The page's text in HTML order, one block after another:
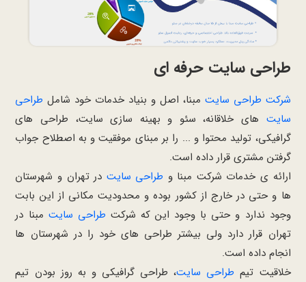
طراحی سایت حرفه ای
شرکت طراحی سایت مبنا، اصل و بنیاد خدمات خود شامل طراحی
سایت های خلاقانه، سئو و بهینه سازی سایت، طراحی های
گرافیکی، تولید محتوا و ... را بر مبنای موفقیت و به اصطلاح جواب
گرفتن مشتری قرار داده است.
ارائه ی خدمات شرکت مبنا و طراحی سایت در تهران و شهرستان
ها و حتی در خارج از کشور بوده و محدودیت مکانی از این بابت
وجود ندارد و حتی با وجود این که شرکت طراحی سایت مبنا در
تهران قرار دارد ولی بیشتر طراحی های خود را در شهرستان ها
انجام داده است.
خلاقیت تیم طراحی سایت، طراحی گرافیکی و به روز بودن تیم